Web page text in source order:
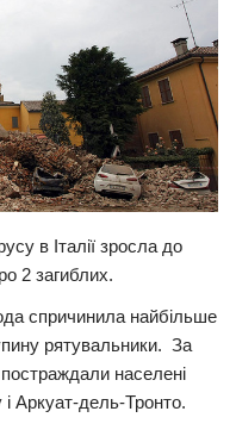
в Італії зросла до
2 загиблих.
спричинила найбільше
рятувальники. За
населені
Аркуат-дель-Тронто.